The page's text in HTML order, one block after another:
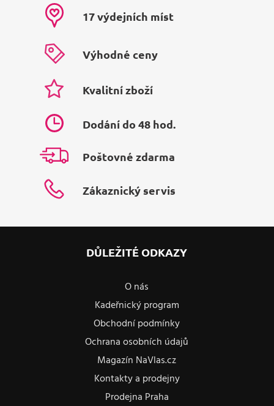
17 výdejních míst
Výhodné ceny
Kvalitní zboží
Dodání do 48 hod.
Poštovné zdarma
Zákaznický servis
DŮLEŽITÉ ODKAZY
O nás
Kadeřnický program
Obchodní podmínky
Ochrana osobních údajů
Magazín NaVlas.cz
Kontakty a prodejny
Prodejna Praha